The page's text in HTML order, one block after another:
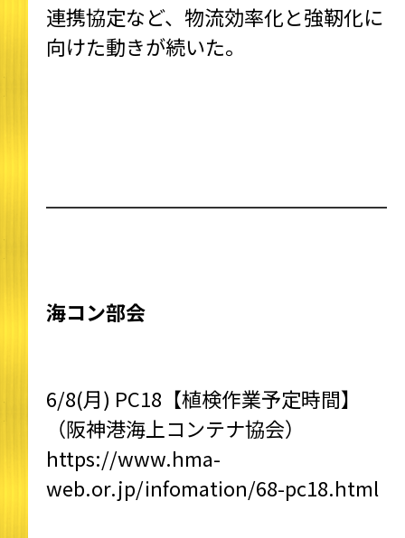
連携協定など、物流効率化と強靭化に
向けた動きが続いた。
海コン部会
6/8(月) PC18【植検作業予定時間】
（阪神港海上コンテナ協会）
https://www.hma-
web.or.jp/infomation/68-pc18.html